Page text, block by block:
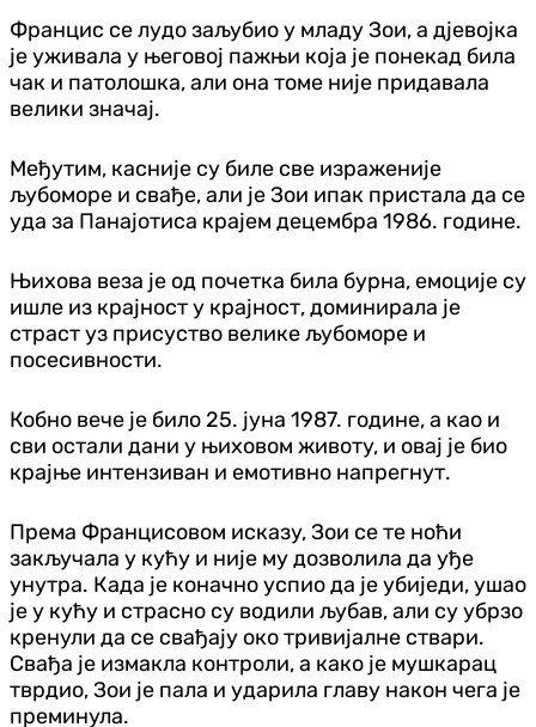
Францис се лудо заљубио у младу Зои, а дјевојка
је уживала у његовој пажњи која је понекад била
чак и патолошка, али она томе није придавала
велики значај.
Међутим, касније су биле све израженије
љубоморе и свађе, али је Зои ипак пристала да се
уда за Панајотиса крајем децембра 1986. године.
Њихова веза је од почетка била бурна, емоције су
ишле из крајност у крајност, доминирала је
страст уз присуство велике љубоморе и
посесивности.
Кобно вече је било 25. јуна 1987. године, а као и
сви остали дани у њиховом животу, и овај је био
крајње интензиван и емотивно напрегнут.
Према Францисовом исказу, Зои се те ноћи
закључала у кућу и није му дозволила да уђе
унутра. Када је коначно успио да је убиједи, ушао
је у кућу и страсно су водили љубав, али су убрзо
кренули да се свађају око тривијалне ствари.
Свађа је измакла контроли, а како је мушкарац
тврдио, Зои је пала и ударила главу након чега је
преминула.